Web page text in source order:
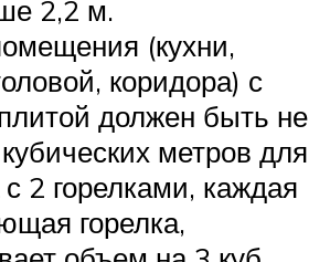
2,2 м.
(кухни,
коридора) с
должен быть не
метров для
2 горелками, каждая
горелка,